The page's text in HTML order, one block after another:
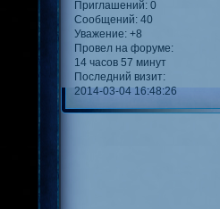
Приглашений: 0
Сообщений: 40
Уважение: +8
Провел на форуме:
14 часов 57 минут
Последний визит:
2014-03-04 16:48:26